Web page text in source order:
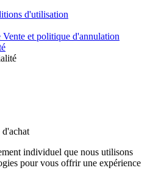
d'utilisation
et politique d'annulation
d'achat
individuel que nous utilisons
pour vous offrir une expérience